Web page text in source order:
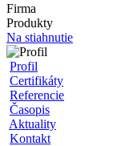
Firma
Produkty
Na stiahnutie
Profil
Certifikáty
Referencie
Časopis
Aktuality
Kontakt